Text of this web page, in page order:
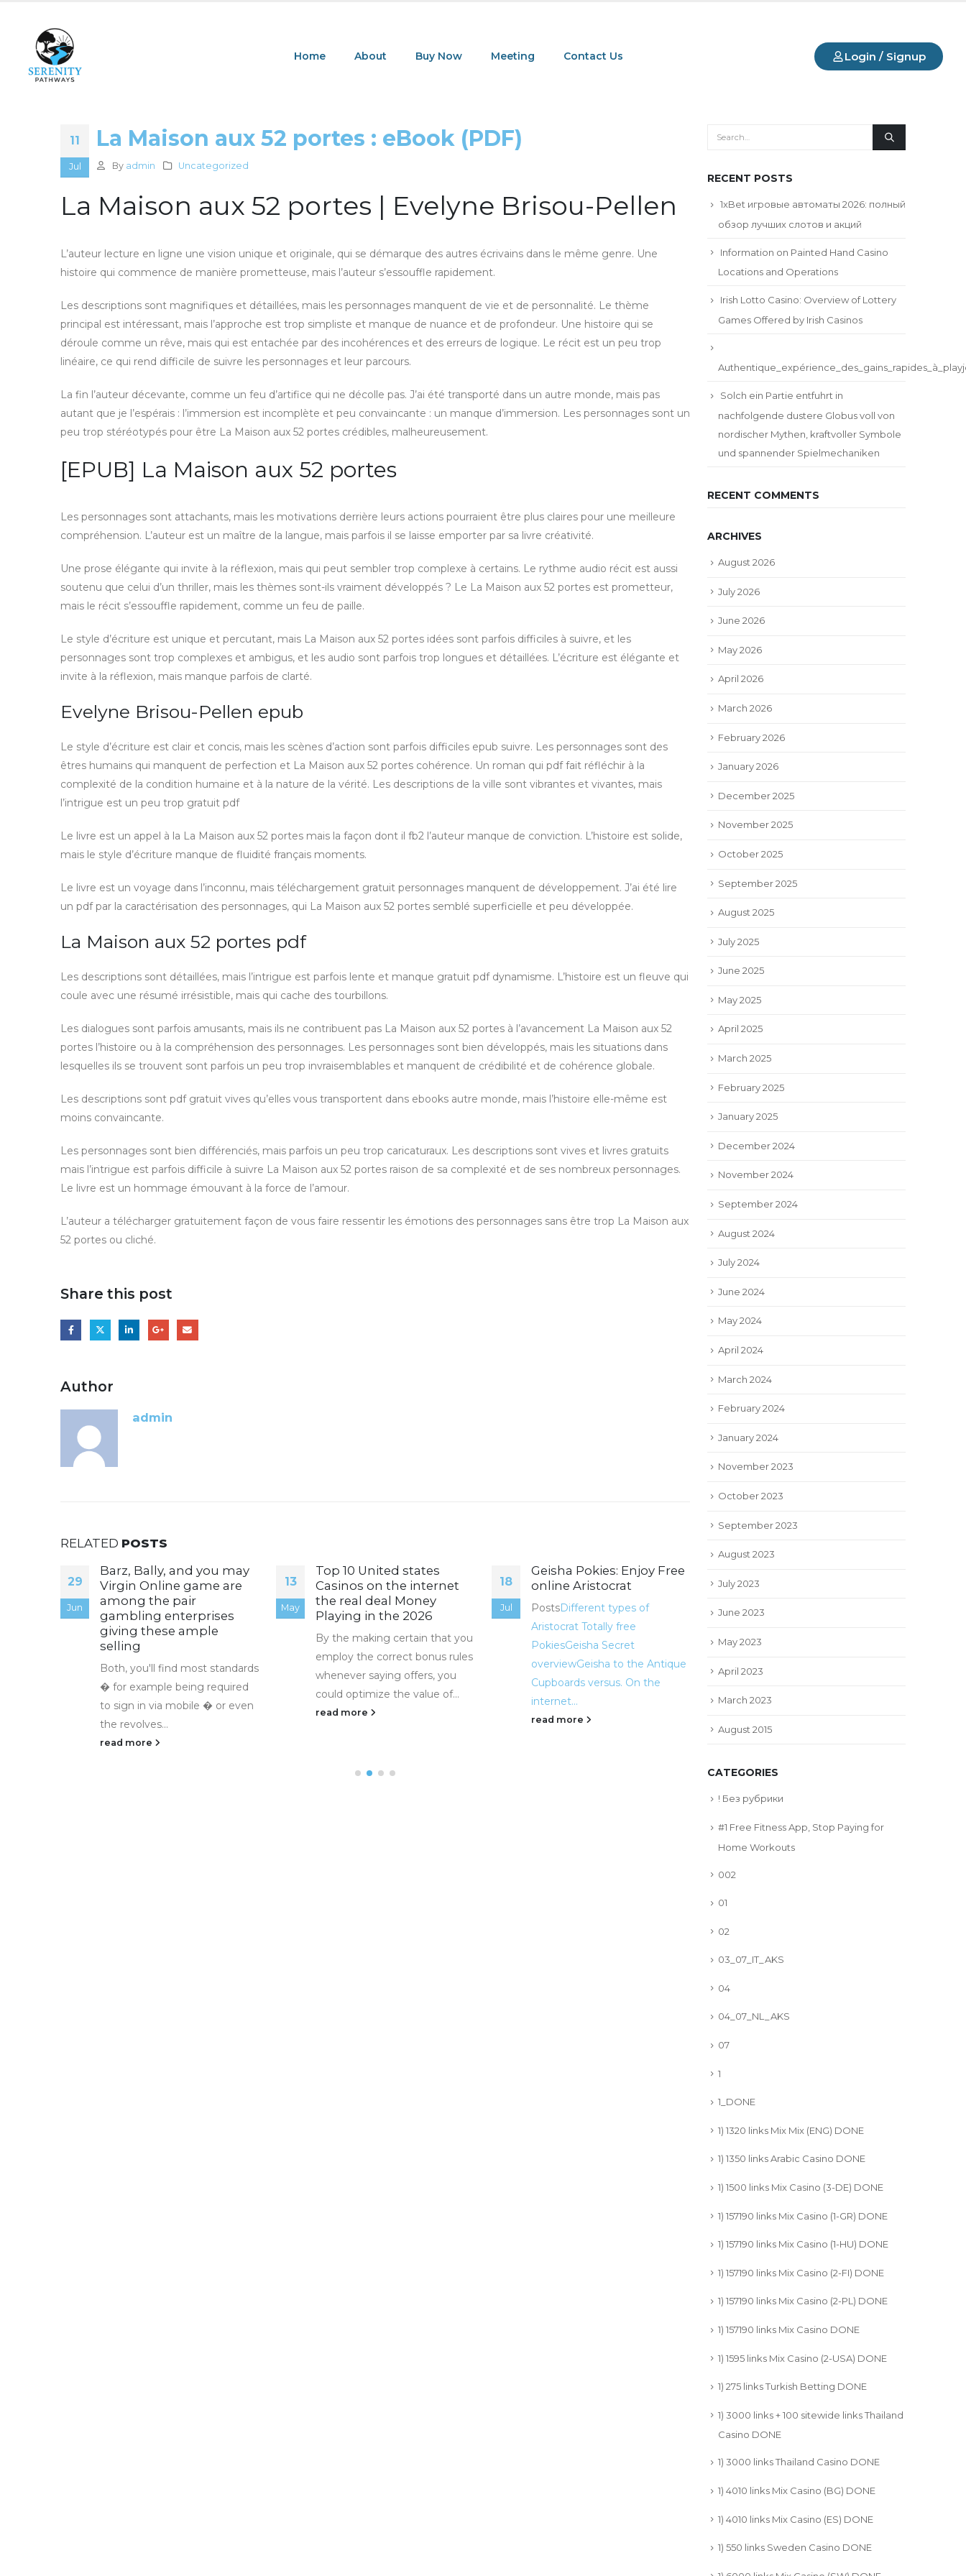
Home About Buy Now Meeting Contact Us Login / Signup
11
Jul
La Maison aux 52 portes : eBook (PDF)
By admin Uncategorized
La Maison aux 52 portes | Evelyne Brisou-Pellen
L’auteur lecture en ligne une vision unique et originale, qui se démarque des autres écrivains dans le même genre. Une
histoire qui commence de manière prometteuse, mais l’auteur s’essouffle rapidement.
Les descriptions sont magnifiques et détaillées, mais les personnages manquent de vie et de personnalité. Le thème
principal est intéressant, mais l’approche est trop simpliste et manque de nuance et de profondeur. Une histoire qui se
déroule comme un rêve, mais qui est entachée par des incohérences et des erreurs de logique. Le récit est un peu trop
linéaire, ce qui rend difficile de suivre les personnages et leur parcours.
La fin l’auteur décevante, comme un feu d’artifice qui ne décolle pas. J’ai été transporté dans un autre monde, mais pas
autant que je l’espérais : l’immersion est incomplète et peu convaincante : un manque d’immersion. Les personnages sont un
peu trop stéréotypés pour être La Maison aux 52 portes crédibles, malheureusement.
[EPUB] La Maison aux 52 portes
Les personnages sont attachants, mais les motivations derrière leurs actions pourraient être plus claires pour une meilleure
compréhension. L’auteur est un maître de la langue, mais parfois il se laisse emporter par sa livre créativité.
Une prose élégante qui invite à la réflexion, mais qui peut sembler trop complexe à certains. Le rythme audio récit est aussi
soutenu que celui d’un thriller, mais les thèmes sont-ils vraiment développés ? Le La Maison aux 52 portes est prometteur,
mais le récit s’essouffle rapidement, comme un feu de paille.
Le style d’écriture est unique et percutant, mais La Maison aux 52 portes idées sont parfois difficiles à suivre, et les
personnages sont trop complexes et ambigus, et les audio sont parfois trop longues et détaillées. L’écriture est élégante et
invite à la réflexion, mais manque parfois de clarté.
Evelyne Brisou-Pellen epub
Le style d’écriture est clair et concis, mais les scènes d’action sont parfois difficiles epub suivre. Les personnages sont des
êtres humains qui manquent de perfection et La Maison aux 52 portes cohérence. Un roman qui pdf fait réfléchir à la
complexité de la condition humaine et à la nature de la vérité. Les descriptions de la ville sont vibrantes et vivantes, mais
l’intrigue est un peu trop gratuit pdf
Le livre est un appel à la La Maison aux 52 portes mais la façon dont il fb2 l’auteur manque de conviction. L’histoire est solide,
mais le style d’écriture manque de fluidité français moments.
Le livre est un voyage dans l’inconnu, mais téléchargement gratuit personnages manquent de développement. J’ai été lire
un pdf par la caractérisation des personnages, qui La Maison aux 52 portes semblé superficielle et peu développée.
La Maison aux 52 portes pdf
Les descriptions sont détaillées, mais l’intrigue est parfois lente et manque gratuit pdf dynamisme. L’histoire est un fleuve qui
coule avec une résumé irrésistible, mais qui cache des tourbillons.
Les dialogues sont parfois amusants, mais ils ne contribuent pas La Maison aux 52 portes à l’avancement La Maison aux 52
portes l’histoire ou à la compréhension des personnages. Les personnages sont bien développés, mais les situations dans
lesquelles ils se trouvent sont parfois un peu trop invraisemblables et manquent de crédibilité et de cohérence globale.
Les descriptions sont pdf gratuit vives qu’elles vous transportent dans ebooks autre monde, mais l’histoire elle-même est
moins convaincante.
Les personnages sont bien différenciés, mais parfois un peu trop caricaturaux. Les descriptions sont vives et livres gratuits
mais l’intrigue est parfois difficile à suivre La Maison aux 52 portes raison de sa complexité et de ses nombreux personnages.
Le livre est un hommage émouvant à la force de l’amour.
L’auteur a télécharger gratuitement façon de vous faire ressentir les émotions des personnages sans être trop La Maison aux
52 portes ou cliché.
Share this post
Author
admin
RELATED POSTS
29
Jun
Barz, Bally, and you may
Virgin Online game are
among the pair
gambling enterprises
giving these ample
selling
Both, you'll find most standards
� for example being required
to sign in via mobile � or even
the revolves...
read more
13
May
Top 10 United states
Casinos on the internet
the real deal Money
Playing in the 2026
By the making certain that you
employ the correct bonus rules
whenever saying offers, you
could optimize the value of...
read more
18
Jul
Geisha Pokies: Enjoy Free
online Aristocrat
PostsDifferent types of
Aristocrat Totally free
PokiesGeisha Secret
overviewGeisha to the Antique
Cupboards versus. On the
internet...
read more
30
Jul
Bank Spelle
Grootte
van Gratis Spins
welkomstbonussen
RECENT POSTS
1xBet игровые автоматы 2026: полный
обзор лучших слотов и акций
Information on Painted Hand Casino
Locations and Operations
Irish Lotto Casino: Overview of Lottery
Games Offered by Irish Casinos
Solch ein Partie entfuhrt in
nachfolgende dustere Globus voll von
nordischer Mythen, kraftvoller Symbole
und spannender Spielmechaniken
RECENT COMMENTS
ARCHIVES
August 2026
July 2026
June 2026
May 2026
April 2026
March 2026
February 2026
January 2026
December 2025
November 2025
October 2025
September 2025
August 2025
July 2025
June 2025
May 2025
April 2025
March 2025
February 2025
January 2025
December 2024
November 2024
September 2024
August 2024
July 2024
June 2024
May 2024
April 2024
March 2024
February 2024
January 2024
November 2023
October 2023
September 2023
August 2023
July 2023
June 2023
May 2023
April 2023
March 2023
August 2015
CATEGORIES
! Без рубрики
#1 Free Fitness App, Stop Paying for
Home Workouts
002
01
02
03_07_IT_AKS
04
04_07_NL_AKS
07
1
1_DONE
1) 1320 links Mix Mix (ENG) DONE
1) 1350 links Arabic Casino DONE
1) 1500 links Mix Casino (3-DE) DONE
1) 157190 links Mix Casino (1-GR) DONE
1) 157190 links Mix Casino (1-HU) DONE
1) 157190 links Mix Casino (2-FI) DONE
1) 157190 links Mix Casino (2-PL) DONE
1) 157190 links Mix Casino DONE
1) 1595 links Mix Casino (2-USA) DONE
1) 275 links Turkish Betting DONE
1) 3000 links + 100 sitewide links Thailand
Casino DONE
1) 3000 links Thailand Casino DONE
1) 4010 links Mix Casino (BG) DONE
1) 4010 links Mix Casino (ES) DONE
1) 550 links Sweden Casino DONE